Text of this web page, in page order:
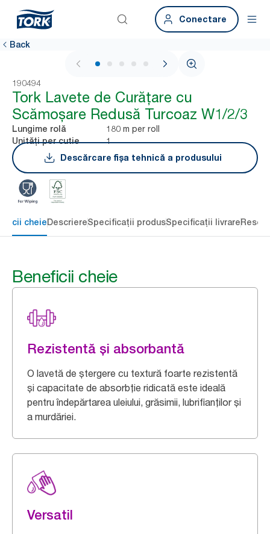
Conectare
Back
1 / 5
190494
Tork Lavete de Curățare cu
Scămoșare Redusă Turcoaz W1/2/3
Lungime rolă 180 m per roll
Unități per cutie
1
Descărcare fișa tehnică a produsului
cheieDescriereSpecificații produsSpecificații livrare
Beneficii cheie
Rezistentă și absorbantă
O lavetă de ștergere cu textură foarte rezistentă
și capacitate de absorbție ridicată este ideală
pentru îndepărtarea uleiului, grăsimii, lubrifianților și
a murdăriei.
Versatil